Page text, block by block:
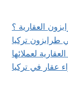
العقارية ؟
طرابزون تركيا
لعملائها
عقار في تركيا